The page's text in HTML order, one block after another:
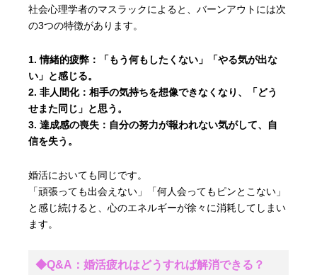
社会心理学者のマスラックによると、バーンアウトには次
の3つの特徴があります。
情緒的疲弊：
「もう何もしたくない」「やる気が出な
い」と感じる。
非人間化：相手の気持ちを想像できなくなり、「どう
せまた同じ」と思う。
達成感の喪失： 自分の努力が報われない気がして、自
信を失う。
婚活においても同じです。
「頑張っても出会えない」「何人会ってもピンとこない」
と感じ続けると、心のエネルギーが徐々に消耗してしまい
ます。
◆Q&A：婚活疲れはどうすれば解消できる？